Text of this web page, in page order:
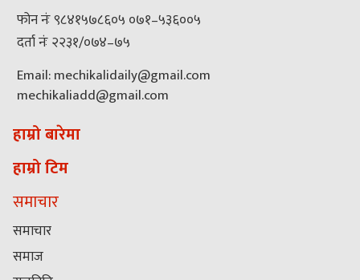
फोन नंः ९८४१५७८६०५ ०७१–५३६००५
दर्ता नंः २२३१/०७४–७५
Email: mechikalidaily@gmail.com
mechikaliadd@gmail.com
हाम्रो बारेमा
हाम्रो टिम
समाचार
समाचार
समाज